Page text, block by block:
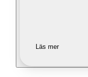
Läs mer